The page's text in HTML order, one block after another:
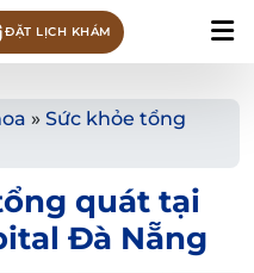
ĐẶT LỊCH KHÁM
» Sức khỏe tổng
quát tại
Đà Nẵng